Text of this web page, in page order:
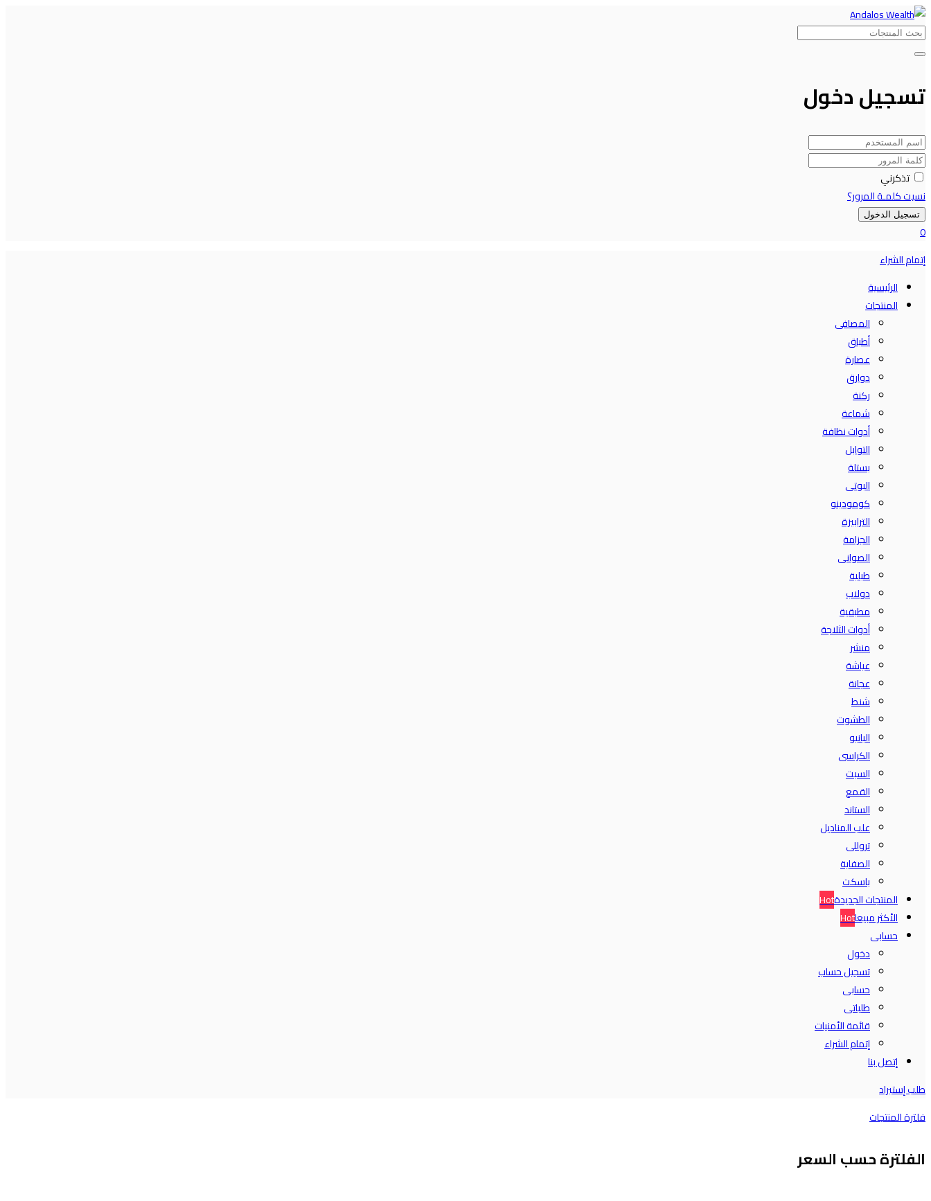
تسجيل دخول
تذكرني
نسيت كلمـة المرور؟
تسجيل الدخول
0
إتمام الشراء
الرئيسية
المنتجات
المصافى
أطباق
عصارة
دوارق
ركنة
شماعة
أدوات نظافة
التوابل
بستلة
البوتى
كومودينو
الترابيزة
الجزامة
الصوانى
طبلية
دولاب
مطبقية
أدوات الثلاجة
منشر
عياشة
عجانة
شنط
الطشوت
البانيو
الكراسى
السبت
القمع
الستاند
علب المناديل
تروللى
الصفاية
باسكت
المنتجات الجديدةHot
الأكثر مبيعاHot
حسابى
دخول
تسجيل حساب
حسابى
طلباتى
قائمة الأمنيات
إتمام الشراء
إتصل بنا
طلب إستيراد
فلترة المنتجات
الفلترة حسب السعر